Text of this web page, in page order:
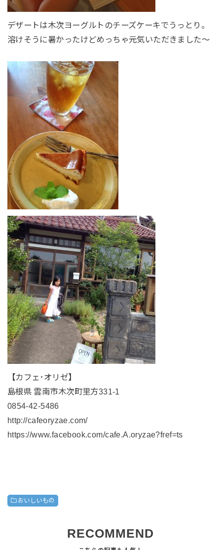
デザートは木次ヨーグルトのチーズケーキでうっとり。
溶けそうに暑かったけどめっちゃ元気いただきました～
【カフェ･オリゼ】
島根県 雲南市木次町里方331-1
0854-42-5486
http://cafeoryzae.com/
https://www.facebook.com/cafe.A.oryzae?fref=ts
おいしいもの
RECOMMEND